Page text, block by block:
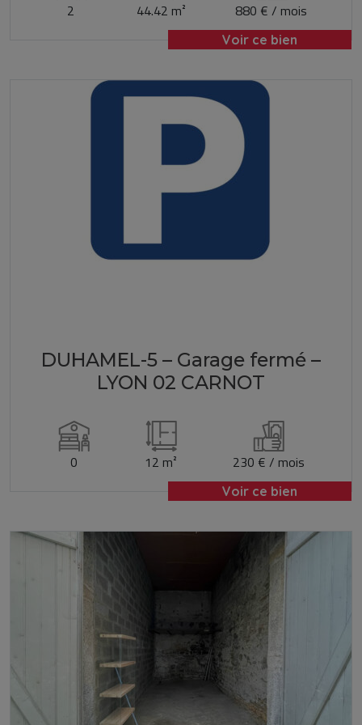
2 44.42 m² 880 € / mois
Voir ce bien
DUHAMEL-5 – Garage fermé –
LYON 02 CARNOT
0 12 m² 230 € / mois
Voir ce bien